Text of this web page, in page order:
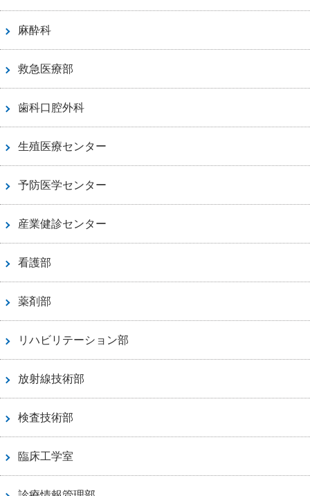
麻酔科
救急医療部
歯科口腔外科
生殖医療センター
予防医学センター
産業健診センター
看護部
薬剤部
リハビリテーション部
放射線技術部
検査技術部
臨床工学室